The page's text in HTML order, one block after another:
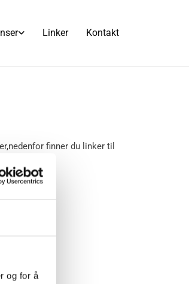
og for å
Linker Kontakt
finner du linker til